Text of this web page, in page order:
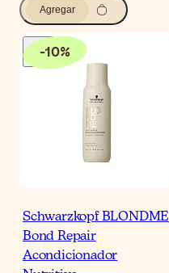
Agregar
-10%
Schwarzkopf BLONDME
Bond Repair
Acondicionador